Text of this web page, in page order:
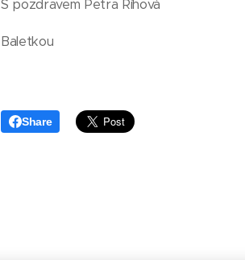
S pozdravem Petra Říhová
Baletkou
Share